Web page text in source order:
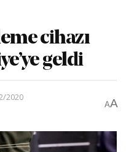
cihazı
geldi
2020
AA